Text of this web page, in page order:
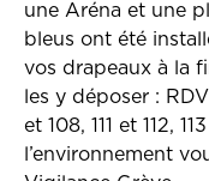
une Aréna et une
bleus ont été
vos drapeaux à la
les y déposer :
et 108, 111 et 112,
l’environnement